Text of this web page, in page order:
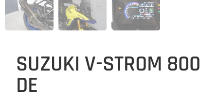
SUZUKI V-STROM 800
DE